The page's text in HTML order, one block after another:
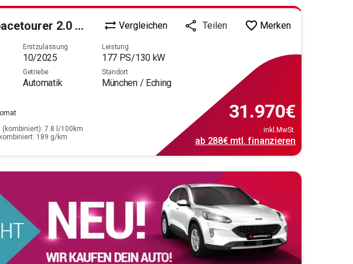
2.0 BlueHDi 180 Plus M Vergleichen Teilen Merken
Erstzulassung
10/2025
Leistung
177 PS/130 kW
Getriebe
Automatik
Standort
München / Eching
(kombiniert): 7.8 l/100km
189 g/km
31.970€
inkl.MwSt.
ab 288€mtl. finanzieren